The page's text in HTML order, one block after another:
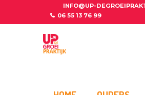
INFO@UP-
06 55 13 76 99